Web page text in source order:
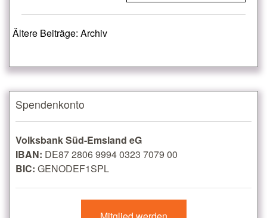
Ältere Beiträge: Archiv
Spendenkonto
Volksbank Süd-Emsland eG
IBAN: DE87 2806 9994 0323 7079 00
BIC: GENODEF1SPL